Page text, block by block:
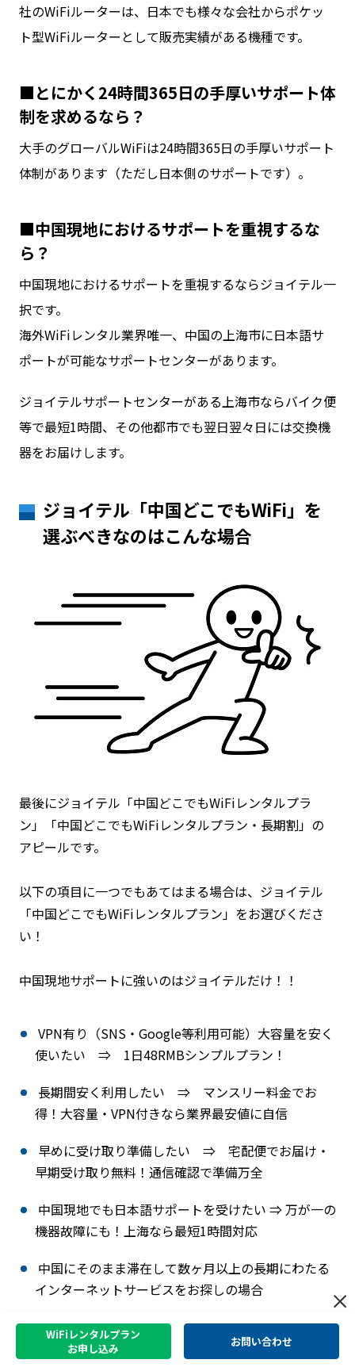
社のWiFiルーターは、日本でも様々な会社からポケッ
ト型WiFiルーターとして販売実績がある機種です。
■とにかく24時間365日の手厚いサポート体
制を求めるなら？
大手のグローバルWiFiは24時間365日の手厚いサポート
体制があります（ただし日本側のサポートです）。
■中国現地におけるサポートを重視するな
ら？
中国現地におけるサポートを重視するならジョイテル一
択です。
海外WiFiレンタル業界唯一、中国の上海市に日本語サ
ポートが可能なサポートセンターがあります。
ジョイテルサポートセンターがある上海市ならバイク便
等で最短1時間、その他都市でも翌日翌々日には交換機
器をお届けします。
ジョイテル「中国どこでもWiFi」を
選ぶべきなのはこんな場合
最後にジョイテル「中国どこでもWiFiレンタルプラ
ン」「中国どこでもWiFiレンタルプラン・長期割」の
アピールです。
以下の項目に一つでもあてはまる場合は、ジョイテル
「中国どこでもWiFiレンタルプラン」をお選びくださ
い！
中国現地サポートに強いのはジョイテルだけ！！
VPN有り（SNS・Google等利用可能）大容量を安く
使いたい ⇒ 1日48RMBシンプルプラン！
長期間安く利用したい ⇒ マンスリー料金でお
得！大容量・VPN付きなら業界最安値に自信
早めに受け取り準備したい ⇒ 宅配便でお届け・
早期受け取り無料！通信確認で準備万全
中国現地でも日本語サポートを受けたい ⇒ 万が一の
機器故障にも！上海なら最短1時間対応
中国にそのまま滞在して数ヶ月以上の長期にわたる
インターネットサービスをお探しの場合
中国現地で返却したい場合 ⇒ レンタルプランの
ご利用の流れを確認！
WiFiレンタルプラン
お申し込み
お問い合わせ